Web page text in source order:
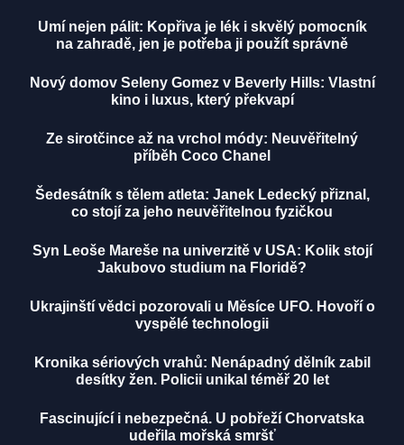
Umí nejen pálit: Kopřiva je lék i skvělý pomocník
na zahradě, jen je potřeba ji použít správně
Nový domov Seleny Gomez v Beverly Hills: Vlastní
kino i luxus, který překvapí
Ze sirotčince až na vrchol módy: Neuvěřitelný
příběh Coco Chanel
Šedesátník s tělem atleta: Janek Ledecký přiznal,
co stojí za jeho neuvěřitelnou fyzičkou
Syn Leoše Mareše na univerzitě v USA: Kolik stojí
Jakubovo studium na Floridě?
Ukrajinští vědci pozorovali u Měsíce UFO. Hovoří o
vyspělé technologii
Kronika sériových vrahů: Nenápadný dělník zabil
desítky žen. Policii unikal téměř 20 let
Fascinující i nebezpečná. U pobřeží Chorvatska
udeřila mořská smršť